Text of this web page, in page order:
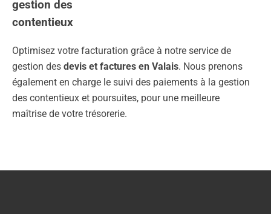
gestion des
contentieux
Optimisez votre facturation grâce à notre service de
gestion des devis et factures en Valais. Nous prenons
également en charge le suivi des paiements à la gestion
des contentieux et poursuites, pour une meilleure
maîtrise de votre trésorerie.